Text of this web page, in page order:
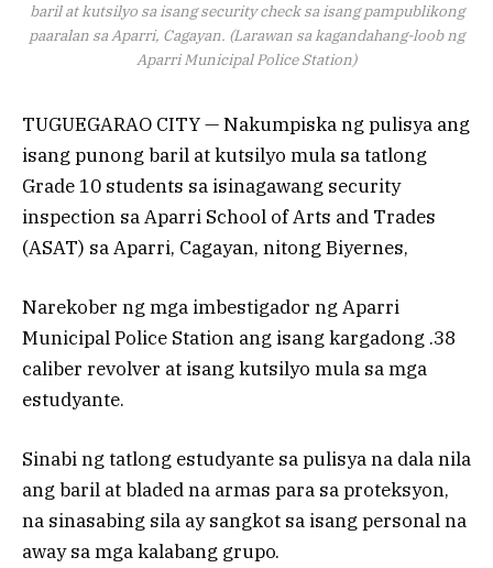
baril at kutsilyo sa isang security check sa isang pampublikong
paaralan sa Aparri, Cagayan. (Larawan sa kagandahang-loob ng
Aparri Municipal Police Station)
TUGUEGARAO CITY — Nakumpiska ng pulisya ang
isang punong baril at kutsilyo mula sa tatlong
Grade 10 students sa isinagawang security
inspection sa Aparri School of Arts and Trades
(ASAT) sa Aparri, Cagayan, nitong Biyernes,
Narekober ng mga imbestigador ng Aparri
Municipal Police Station ang isang kargadong .38
caliber revolver at isang kutsilyo mula sa mga
estudyante.
Sinabi ng tatlong estudyante sa pulisya na dala nila
ang baril at bladed na armas para sa proteksyon,
na sinasabing sila ay sangkot sa isang personal na
away sa mga kalabang grupo.